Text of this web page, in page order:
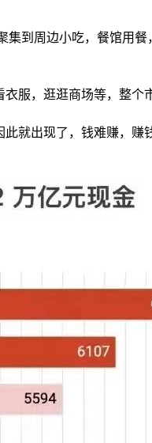
到周边小吃，餐馆用餐
服，逛逛商场等，整
就出现了，钱难赚，赚